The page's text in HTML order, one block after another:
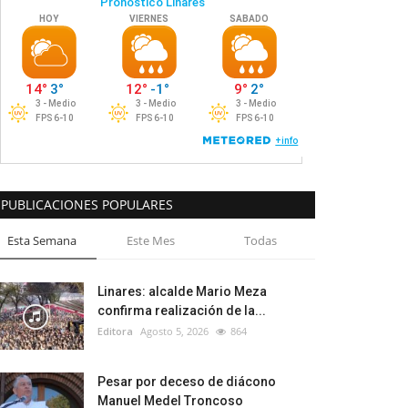
PUBLICACIONES POPULARES
Esta Semana Este Mes Todas
Linares: alcalde Mario Meza
confirma realización de la...
Editora Agosto 5, 2026 864
Pesar por deceso de diácono
Manuel Medel Troncoso